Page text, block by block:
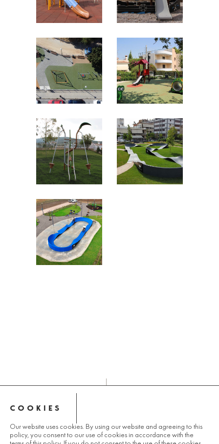
COOKIES
Our website uses cookies. By using our website and agreeing to this
policy, you consent to our use of cookies in accordance with the
ΗΡΑΚΛΕΙΟ
ΚΡΗΤΗΣ
ΠΑΙΔΙΚΕΣ
ΧΑΡΕΣ
ΠΛΑΤΕΙΑ
ΣΙΔΗΡΟΒΙΟΜΗΧΑΝΩΝ
ΠΑΙΔΙΚΕΣ ΧΑΡΕΣ
ΚΟΡΩΠΙ
ΠΑΙΔΙΚΕΣ
ΧΑΡΕΣ
NIKAIA
ΠΑΙΔΙΚΕΣ
ΧΑΡΕΣ
ΠΤΟΛΕΜΑΪΔΑ
ΠΑΙΔΙΚΕΣ ΧΑΡΕΣ
© 2025 LANDCO GROUP